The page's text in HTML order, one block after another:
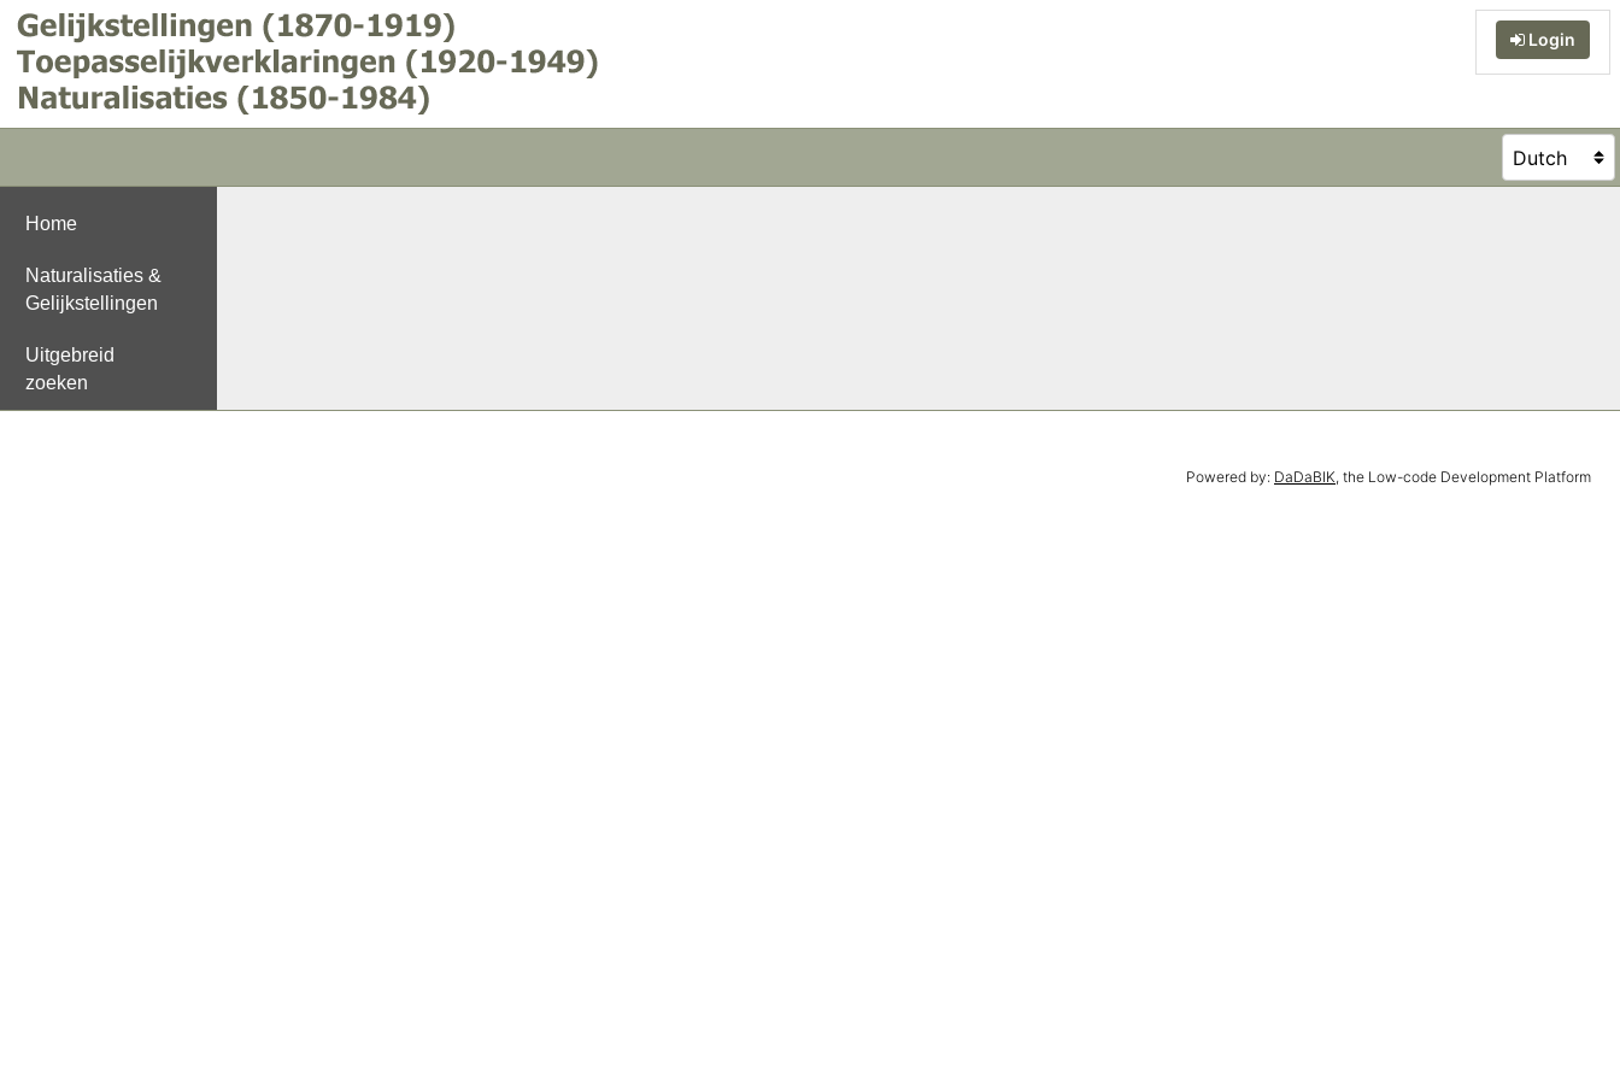
Login
Home
Naturalisaties &
Gelijkstellingen
Uitgebreid
zoeken
Powered by: DaDaBIK, the Low-code Development Platform